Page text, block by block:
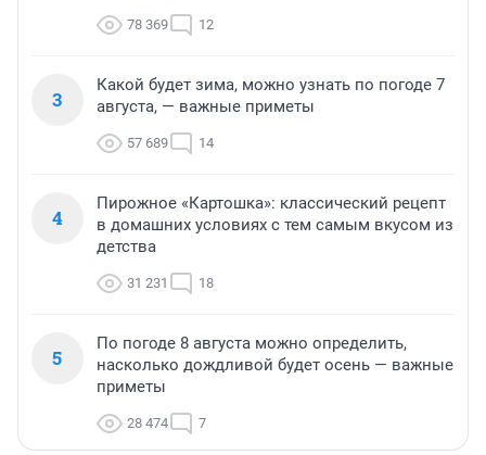
78 369 12
3
Какой будет зима, можно узнать по погоде 7
августа, — важные приметы
57 689 14
4
Пирожное «Картошка»: классический рецепт
в домашних условиях с тем самым вкусом из
детства
31 231 18
5
По погоде 8 августа можно определить,
насколько дождливой будет осень — важные
приметы
28 474 7